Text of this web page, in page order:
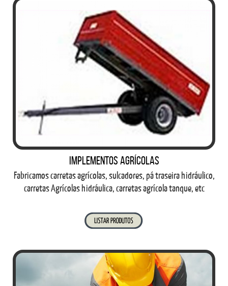
Implementos Agrícolas
Fabricamos carretas agrícolas, sulcadores, pá traseira hidráulico,
carretas Agrícolas hidráulica, carretas agrícola tanque, etc